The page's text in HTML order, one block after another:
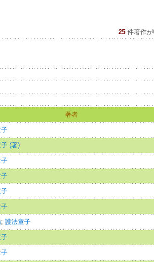
25 件著作が
著者
(著)
; 護法童子